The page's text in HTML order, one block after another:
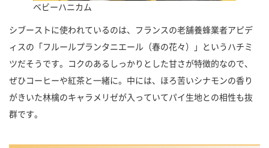
ベビーハニカム
シブーストに使われているのは、フランスの老舗養蜂業者アピデ
ィスの「フルールプランタニエール（春の花々）」というハチミ
ツだそうです。コクのあるしっかりとした甘さが特徴的なので、
ぜひコーヒーや紅茶と一緒に。中には、ほろ苦いシナモンの香り
がきいた林檎のキャラメリゼが入っていてパイ生地との相性も抜
群です。